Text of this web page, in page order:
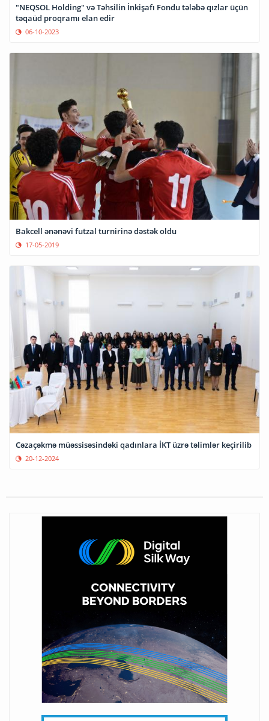
"NEQSOL Holding" və Təhsilin İnkişafı Fondu tələbə qızlar üçün
təqaüd proqramı elan edir
06-10-2023
Bakcell ənənəvi futzal turnirinə dəstək oldu
17-05-2019
Cəzaçəkmə müəssisəsindəki qadınlara İKT üzrə təlimlər keçirilib
20-12-2024